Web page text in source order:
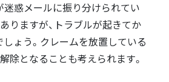
迷惑メールに振り分けられてい
りますが、トラブルが起きてか
ょう。クレームを放置している
除となることも考えられます。